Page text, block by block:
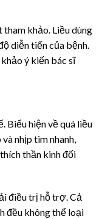
tham khảo. Liều dùng
diễn tiến của bệnh.
ý kiến bác sĩ
Biểu hiện về quá liều
nhịp tim nhanh,
thần kinh đối
điều trị hỗ trợ. Cả
đều không thể loại